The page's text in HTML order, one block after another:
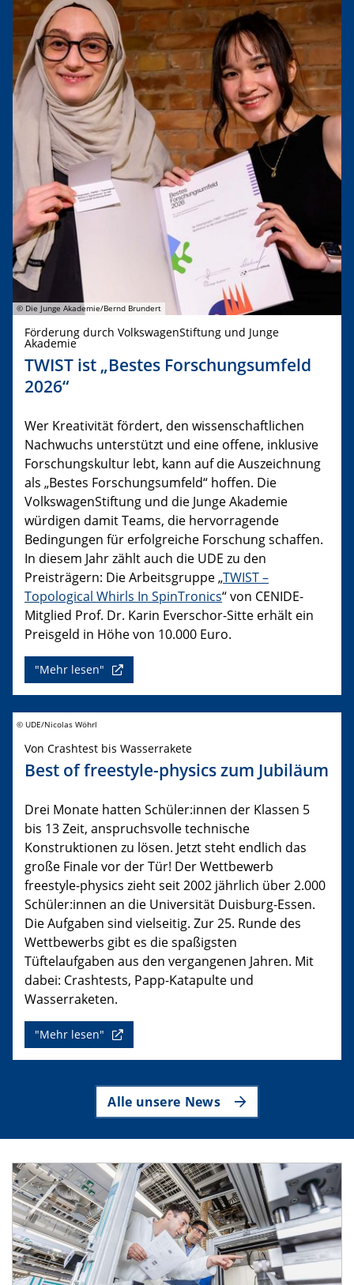
© Die Junge Akademie/Bernd Brundert
Förderung durch VolkswagenStiftung und Junge
Akademie
TWIST ist „Bestes Forschungsumfeld
2026“
Wer Kreativität fördert, den wissenschaftlichen
Nachwuchs unterstützt und eine offene, inklusive
Forschungskultur lebt, kann auf die Auszeichnung
als „Bestes Forschungsumfeld“ hoffen. Die
VolkswagenStiftung und die Junge Akademie
würdigen damit Teams, die hervorragende
Bedingungen für erfolgreiche Forschung schaffen.
In diesem Jahr zählt auch die UDE zu den
Preisträgern: Die Arbeitsgruppe „TWIST –
Topological Whirls In SpinTronics“ von CENIDE-
Mitglied Prof. Dr. Karin Everschor-Sitte erhält ein
Preisgeld in Höhe von 10.000 Euro.
"Mehr lesen"
© UDE/Nicolas Wöhrl
Von Crashtest bis Wasserrakete
Best of freestyle-physics zum Jubiläum
Drei Monate hatten Schüler:innen der Klassen 5
bis 13 Zeit, anspruchsvolle technische
Konstruktionen zu lösen. Jetzt steht endlich das
große Finale vor der Tür! Der Wettbewerb
freestyle-physics zieht seit 2002 jährlich über 2.000
Schüler:innen an die Universität Duisburg-Essen.
Die Aufgaben sind vielseitig. Zur 25. Runde des
Wettbewerbs gibt es die spaßigsten
Tüftelaufgaben aus den vergangenen Jahren. Mit
dabei: Crashtests, Papp-Katapulte und
Wasserraketen.
"Mehr lesen"
Alle unsere News